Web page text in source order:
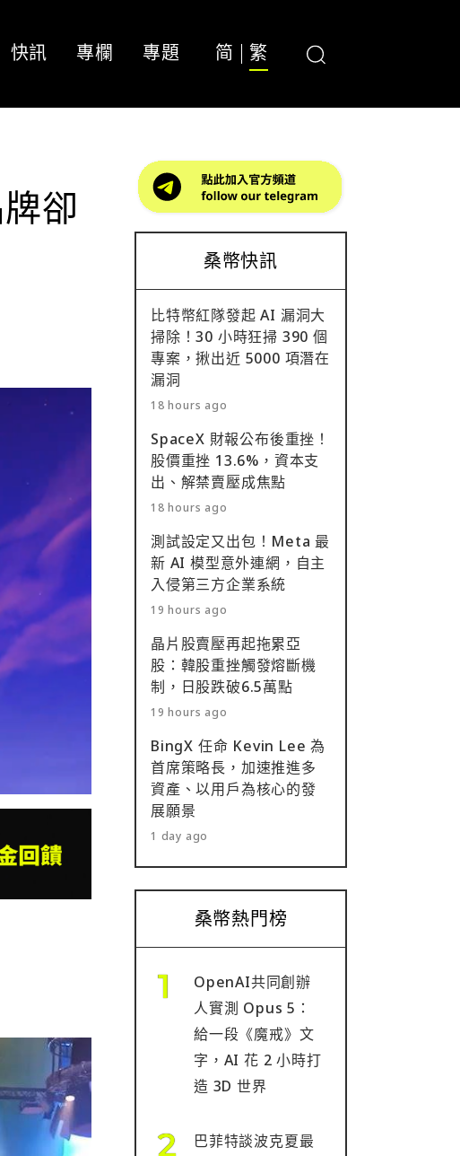
快訊 專欄 專題 简 繁
卻
桑幣快訊
比特幣紅隊發起 AI 漏洞大
掃除！30 小時狂掃 390 個
專案，揪出近 5000 項潛在
漏洞
18 hours ago
SpaceX 財報公布後重挫！
股價重挫 13.6%，資本支
出、解禁賣壓成焦點
18 hours ago
測試設定又出包！Meta 最
新 AI 模型意外連網，自主
入侵第三方企業系統
19 hours ago
晶片股賣壓再起拖累亞
股：韓股重挫觸發熔斷機
制，日股跌破6.5萬點
19 hours ago
BingX 任命 Kevin Lee 為
首席策略長，加速推進多
資產、以用戶為核心的發
展願景
1 day ago
桑幣熱門榜
OpenAI共同創辦
人實測 Opus 5：
給一段《魔戒》文
字，AI 花 2 小時打
造 3D 世界
巴菲特談波克夏最